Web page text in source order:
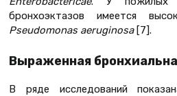
бронхоэктазов имеется
Pseudomonas aeruginosa [7].
Выраженная
В ряде исследований